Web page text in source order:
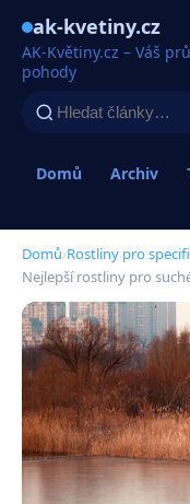
ak-kvetiny.cz
AK-Květiny.cz – Váš
pohody
Domů Archiv
Domů›Rostliny pro
Nejlepší rostliny pro